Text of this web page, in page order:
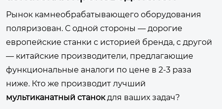
Рынок камнеобрабатывающего оборудования
поляризован. С одной стороны — дорогие
европейские станки с историей бренда, с другой
— китайские производители, предлагающие
функциональные аналоги по цене в 2-3 раза
ниже. Кто же производит лучший
мультиканатный станокдля ваших задач?